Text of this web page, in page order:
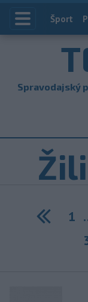
Index
Šport
Spravodajský
1